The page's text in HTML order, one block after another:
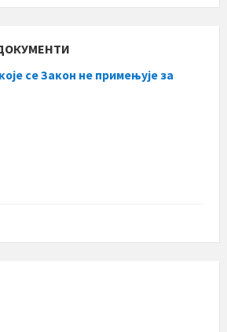
се Закон не примењује за